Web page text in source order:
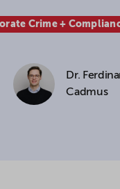
click "Accept all".
all optional cookies.
on "Settings",
revoke or change
Crime +
Dr.
Cadmus